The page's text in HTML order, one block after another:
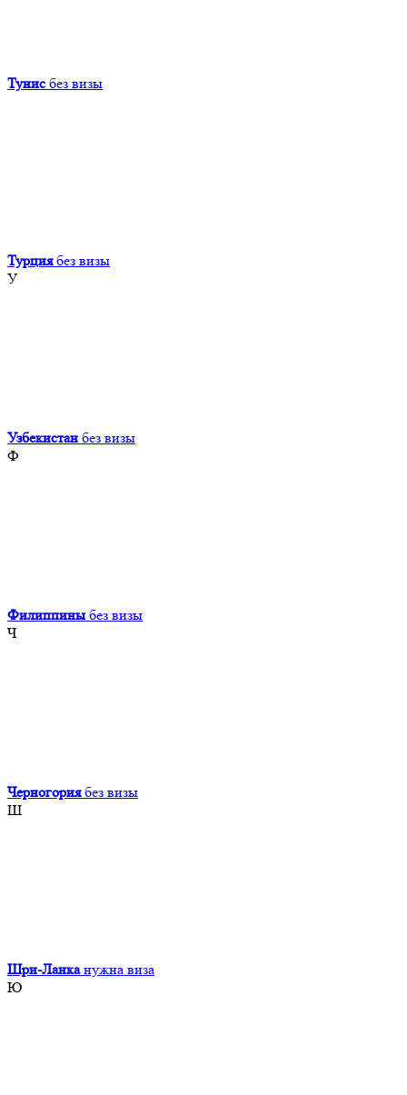
Тунис без визы
Турция без визы
У
Узбекистан без визы
Ф
Филиппины без визы
Ч
Черногория без визы
Ш
Шри-Ланка нужна виза
Ю